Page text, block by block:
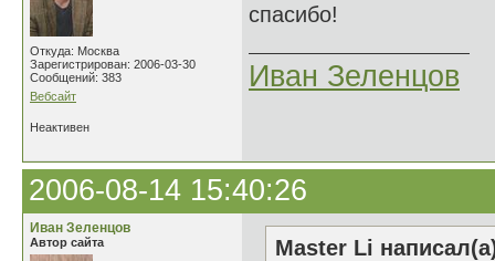
Откуда: Москва
Зарегистрирован: 2006-03-30
Сообщений: 383
Вебсайт
спасибо!
Иван Зеленцов
Неактивен
2006-08-14 15:40:26
Иван Зеленцов
Автор сайта
Master Li